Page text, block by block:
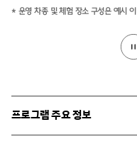
프로그램 주요 정보
* 운영 차종 및 체험 장소 구성은 예시